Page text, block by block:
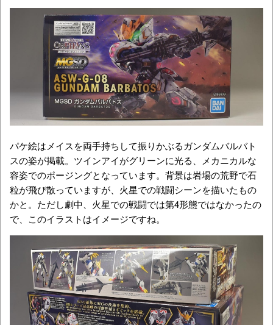
パケ絵はメイスを両手持ちして振りかぶるガンダムバルバト
スの姿が掲載。ツインアイがグリーンに光る、メカニカルな
容姿でのポージングとなっています。背景は岩場の荒野で石
粒が飛び散っていますが、火星での戦闘シーンを描いたもの
かと。ただし劇中、火星での戦闘では第4形態ではなかったの
で、このイラストはイメージですね。